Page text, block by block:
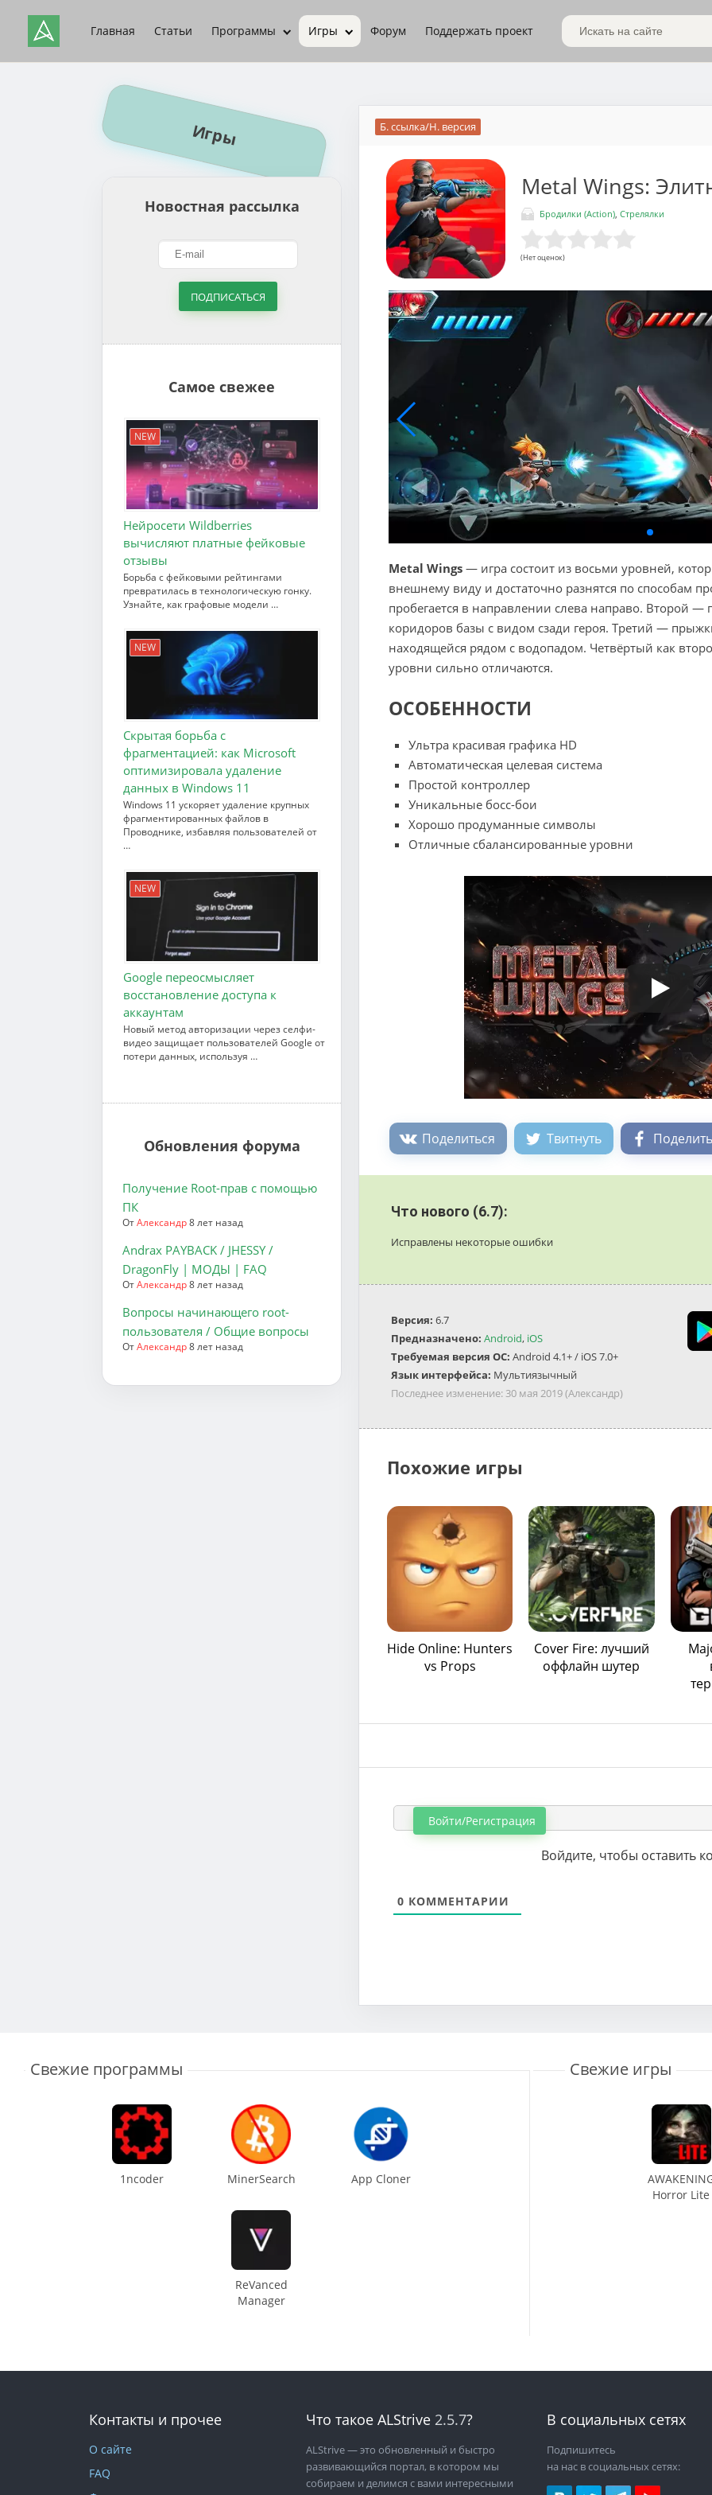
Главная Статьи Программы Игры Форум Поддержать проект Поиск по сайту
Игры Б. ссылка/Н. версия
Metal Wings:
Бродилки (Action) Стрелялки
(Нет оценок)
Metal Wings — игра состоит из восьми уровней,
внешнему виду и достаточно разнятся по способам
пробегается в направлении слева направо. Второй —
коридоров базы с видом сзади героя. Третий —
находящейся рядом с водопадом. Четвёртый как
уровни сильно отличаются.
ОСОБЕННОСТИ
Ультра красивая графика HD
Автоматическая целевая система
Простой контроллер
Уникальные босс-бои
Хорошо продуманные символы
Отличные сбалансированные уровни
Поделиться Твитнуть
Что нового (6.7):
Исправлены некоторые ошибки
Версия: 6.7
Предназначено: Android, iOS
Требуемая версия ОС: Android 4.1+ / iOS 7.0+
Язык интерфейса: Мультиязычный
Последнее изменение: 30 мая 2019(Александр)
Похожие игры
Hide Online: Hunters
vs Props
Cover Fire: лучший
оффлайн шутер
Войти/Регистрация
Войдите, чтобы оставить
0 КОММЕНТАРИИ
Новостная рассылка
ПОДПИСАТЬСЯ
Самое свежее
NEW
Нейросети Wildberries
вычисляют платные фейковые
отзывы
Борьба с фейковыми рейтингами
превратилась в технологическую гонку.
Узнайте, как графовые модели …
NEW
Скрытая борьба с
фрагментацией: как Microsoft
оптимизировала удаление
данных в Windows 11
Windows 11 ускоряет удаление крупных
фрагментированных файлов в
Проводнике, избавляя пользователей от
…
NEW
Google переосмысляет
восстановление доступа к
аккаунтам
Новый метод авторизации через селфи-
видео защищает пользователей Google от
потери данных, используя …
Обновления форума
Получение Root-прав с помощью
ПК
ОтАлександр8 лет назад
Andrax PAYBACK / JHESSY /
DragonFly | МОДЫ | FAQ
ОтАлександр8 лет назад
Вопросы начинающего root-
пользователя / Общие вопросы
ОтАлександр8 лет назад
Свежие программы
1ncoder MinerSearch App Cloner
ReVanced
Manager
Свежие игры
Horror Lite
Контакты и прочее
О сайте
FAQ
Что такое ALStrive 2.5.7?
ALStrive— это обновленный и быстро
развивающийся портал, в котором мы
собираем и делимся с вами интересными
В социальных сетях
Подпишитесь
на нас в социальных сетях: